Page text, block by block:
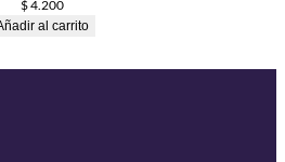
$4.200
al carrito